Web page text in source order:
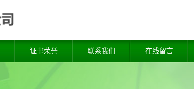
证书荣誉 联系我们 在线留言